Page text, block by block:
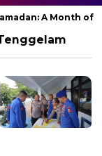
A Month of